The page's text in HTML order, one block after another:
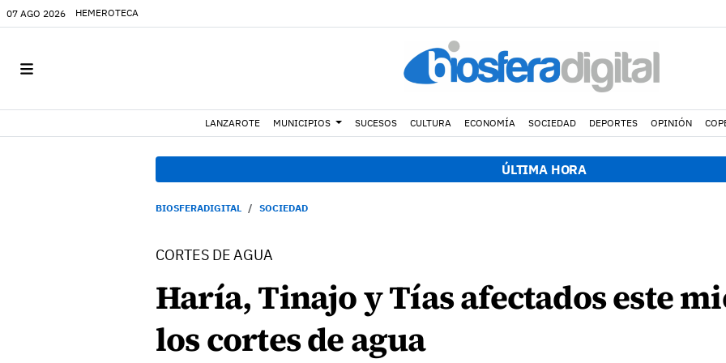
07 AGO 2026 HEMEROTECA
LANZAROTE MUNICIPIOS SUCESOS CULTURA ECONOMÍA SOCIEDAD DEPORTES OPINIÓN
ÚLTIMA HORA
BIOSFERADIGITAL SOCIEDAD
CORTES DE AGUA
Haría, Tinajo y Tías afectados este
los cortes de agua